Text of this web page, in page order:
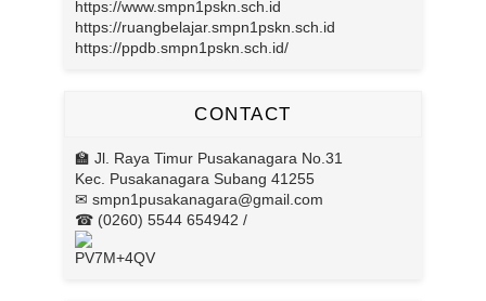
https://www.smpn1pskn.sch.id
https://ruangbelajar.smpn1pskn.sch.id
https://ppdb.smpn1pskn.sch.id/
CONTACT
🏫 Jl. Raya Timur Pusakanagara No.31
Kec. Pusakanagara Subang 41255
✉ smpn1pusakanagara@gmail.com
☎ (0260) 5544 654942 /
PV7M+4QV